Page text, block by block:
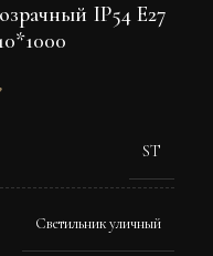
IP54 E27
ST
Светильник уличный